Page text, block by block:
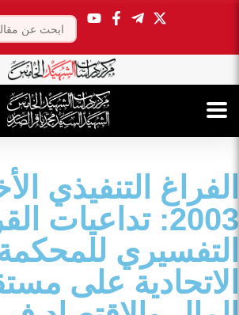
الفراغ التنفيذي
2003: تداعيات
التفسيري
الاتحادية على